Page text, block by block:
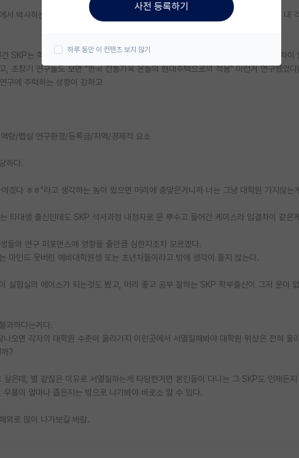
박사하는 사람임. 초 대가방에 있고 학계 못가서 취업해도 FAANG은 들어가니까 내
SKP는 학풍 차이가 가장 크다는거지 학생 연구능력이나 전반적인 수준에서는 큰 차이
, 초창기 연구들도 보면 "한국 전통가옥 온돌의 현대주택으로의 적용" 이런거 연구했었다)
구에 주력하는 성향이 강하고
량/랩실 연구환경/등록금/지역/경제적 요소
하다.
겠다 ㅎㅎ"라고 생각하는 놈이 있으면 머리에 총맞은거니까 너는 그냥 대학원 가지않는
타대생 출신인데도 SKP 석사과정 내정자로 문 뿌수고 들어간 케이스라 입결차이 같은
들의 연구 퍼포먼스에 영향을 줄만큼 심한지조차 모르겠다.
마인드 못버린 예비대학원생 또는 초년차들이라고 밖에 생각이 들지 않는다.
실험실의 에이스가 되는것도 봤고, 머리 좋고 공부 잘하는 SKP 학부출신이 그저 운이
과하다는거다.
오면 각자의 대학원 수준이 올라가지 이런곳에서 서열질해봐야 대학원 위상은 전혀 올
?
은데, 별 같잖은 이유로 서열질하는게 타당한거면 본인들이 다니는 그 SKP도 언제든
물이 얼마나 좁은지는 밖으로 나가봐야 비로소 알 수 있다.
외로 많이 나가보길 바람.
사전 등록하기
하루 동안 이 컨텐츠 보지 않기